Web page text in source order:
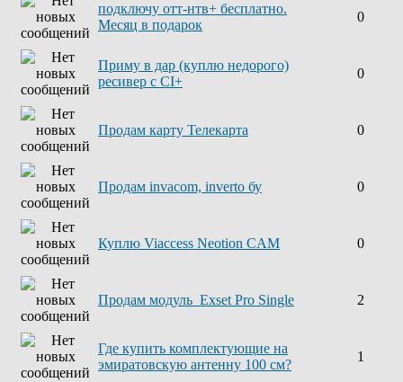
подключу отт-нтв+ бесплатно.
Месяц в подарок
0
Приму в дар (куплю недорого)
ресивер с CI+
0
Продам карту Телекарта 0
Продам invacom, inverto бу 0
Куплю Viaccess Neotion CAM 0
Продам модуль Exset Pro Single 2
Где купить комплектующие на
эмиратовскую антенну 100 см?
1